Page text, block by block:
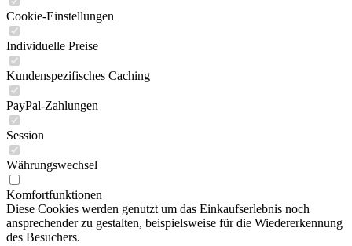
Cookie-Einstellungen
Individuelle Preise
Kundenspezifisches Caching
PayPal-Zahlungen
Session
Währungswechsel
Komfortfunktionen
Diese Cookies werden genutzt um das Einkaufserlebnis noch
ansprechender zu gestalten, beispielsweise für die Wiedererkennung
des Besuchers.